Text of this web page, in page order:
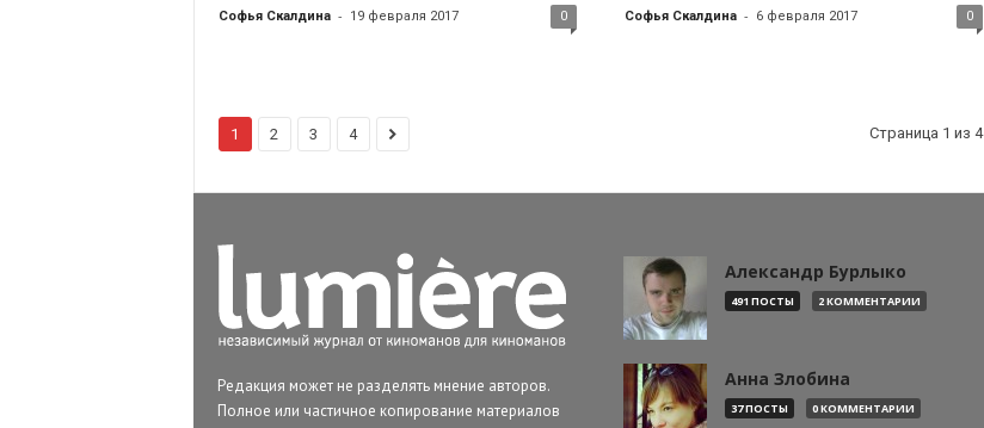
Софья Скалдина - 19 февраля 2017 0 Софья Скалдина - 6 февраля 2017 0
1 2 3 4 Страница 1 из 4
Редакция может не разделять мнение авторов.
Полное или частичное копирование материалов
Александр Бурлыко
491 ПОСТЫ 2 КОММЕНТАРИИ
Анна Злобина
37 ПОСТЫ 0 КОММЕНТАРИИ